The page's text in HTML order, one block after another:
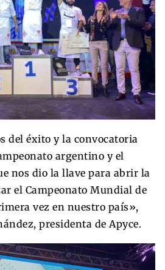
del éxito y la convocatoria
argentino y el
nos dio la llave para abrir la
el Campeonato Mundial de
vez en nuestro país»,
presidenta de Apyce.